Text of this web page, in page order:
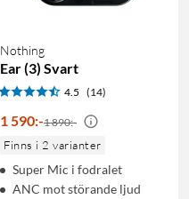
Nothing
Ear (3) Svart
4.5 (14)
1 590:-1 890:-
Finns i 2 varianter
Super Mic i fodralet
ANC mot störande ljud